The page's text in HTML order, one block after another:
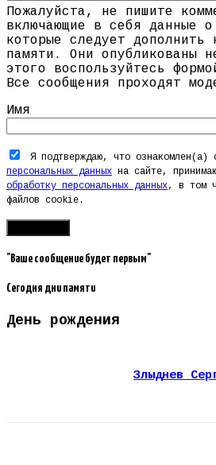
Пожалуйста, не пишите
включающие в себя данные
которые следует дополнить
памяти. Они опубликованы
этого воспользуйтесь
Все сообщения проходят
Имя
Я подтверждаю, что ознакомлен(а)
персональных данных на сайте,
обработку персональных данных, в том
файлов cookie.
"Ваше сообщение будет первым"
Сегодня дни памяти
День рождения
Злыднев